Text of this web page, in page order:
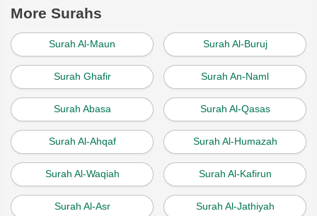
More Surahs
Surah Al-Maun Surah Al-Buruj
Surah Ghafir Surah An-Naml
Surah Abasa Surah Al-Qasas
Surah Al-Ahqaf Surah Al-Humazah
Surah Al-Waqiah Surah Al-Kafirun
Surah Al-Asr Surah Al-Jathiyah